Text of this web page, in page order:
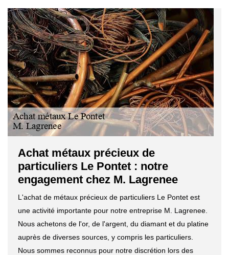
Achat métaux précieux de
particuliers Le Pontet : notre
engagement chez M. Lagrenee
L'achat de métaux précieux de particuliers Le Pontet est
une activité importante pour notre entreprise M. Lagrenee.
Nous achetons de l'or, de l'argent, du diamant et du platine
auprès de diverses sources, y compris les particuliers.
Nous sommes reconnus pour notre discrétion lors des